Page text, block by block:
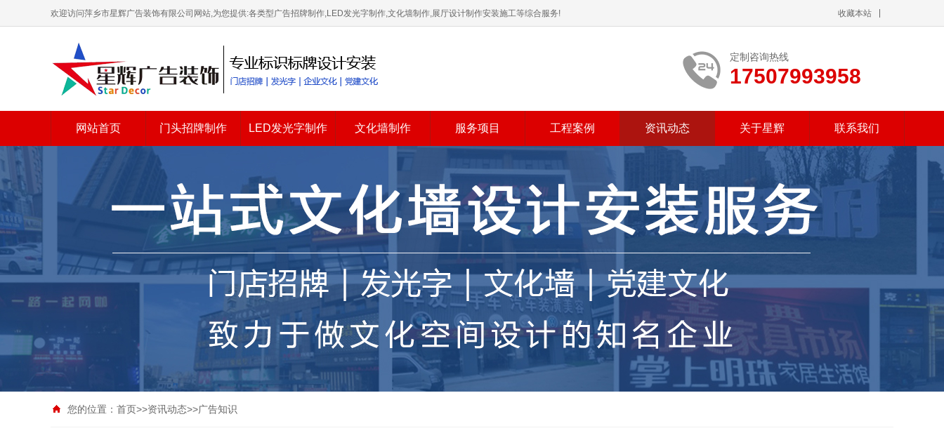
欢迎访问萍乡市星辉广告装饰有限公司网站,为您提供:各类型广告招牌制作,LED发光字制作,文化墙制作,展厅设计制作安装施工等综合服务! 收藏本站
定制咨询热线
17507993958
网站首页 门头招牌制作 LED发光字制作 文化墙制作 服务项目 工程案例 资讯动态 关于星辉 联系我们
您的位置： 首页>>资讯动态>>广告知识